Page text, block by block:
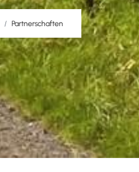
Partnerschaften